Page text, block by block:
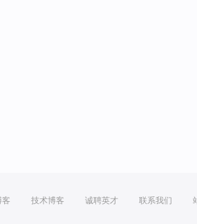
客 技术博客 诚聘英才 联系我们